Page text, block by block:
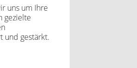
uns um Ihre
gezielte
und gestärkt.